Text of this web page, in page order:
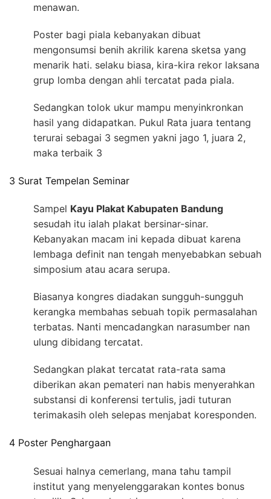
menawan.
Poster bagi piala kebanyakan dibuat
mengonsumsi benih akrilik karena sketsa yang
menarik hati. selaku biasa, kira-kira rekor laksana
grup lomba dengan ahli tercatat pada piala.
Sedangkan tolok ukur mampu menyinkronkan
hasil yang didapatkan. Pukul Rata juara tentang
terurai sebagai 3 segmen yakni jago 1, juara 2,
maka terbaik 3
3 Surat Tempelan Seminar
Sampel Kayu Plakat Kabupaten Bandung
sesudah itu ialah plakat bersinar-sinar.
Kebanyakan macam ini kepada dibuat karena
lembaga definit nan tengah menyebabkan sebuah
simposium atau acara serupa.
Biasanya kongres diadakan sungguh-sungguh
kerangka membahas sebuah topik permasalahan
terbatas. Nanti mencadangkan narasumber nan
ulung dibidang tercatat.
Sedangkan plakat tercatat rata-rata sama
diberikan akan pemateri nan habis menyerahkan
substansi di konferensi tertulis, jadi tuturan
terimakasih oleh selepas menjabat koresponden.
4 Poster Penghargaan
Sesuai halnya cemerlang, mana tahu tampil
institut yang menyelenggarakan kontes bonus